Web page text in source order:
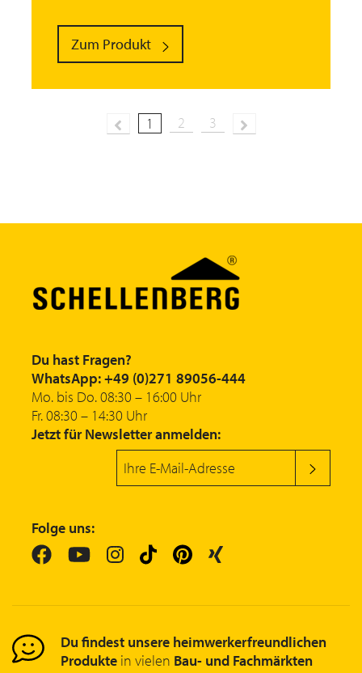
Zum Produkt
Previous
1 2 3
Du hast Fragen?
WhatsApp: +49 (0)271 89056-444
Mo. bis Do. 08:30 – 16:00 Uhr
Fr. 08:30 – 14:30 Uhr
Jetzt für Newsletter anmelden:
Folge uns:
Du findest unsere heimwerkerfreundlichen
Produkte in vielen Bau- und Fachmärkten